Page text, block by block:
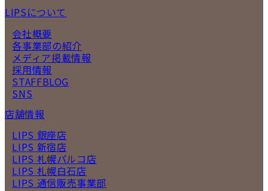
LIPSについて
会社概要
各事業部の紹介
メディア掲載情報
採用情報
STAFFBLOG
SNS
店舗情報
LIPS 銀座店
LIPS 新宿店
LIPS 札幌パルコ店
LIPS 札幌白石店
LIPS 通信販売事業部